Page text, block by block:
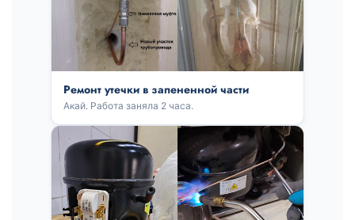
Ремонт утечки в запененной части
Акай. Работа заняла 2 часа.